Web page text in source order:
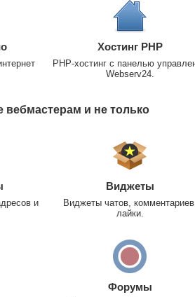
Хостинг PHP
PHP-хостинг с панелью
Webserv24.
вебмастерам и не только
и
Виджеты
Виджеты чатов,
лайки.
Форумы